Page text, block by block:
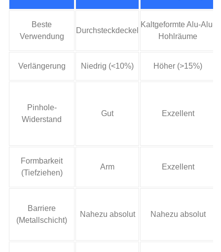
Beste
Verwendung
Durchsteckdeckel
Kaltgeformte Alu-Alu-
Hohlräume
Verlängerung Niedrig (<10%) Höher (>15%)
Pinhole-
Widerstand
Gut Exzellent
Formbarkeit
(Tiefziehen)
Arm Exzellent
Barriere
(Metallschicht)
Nahezu absolut Nahezu absolut